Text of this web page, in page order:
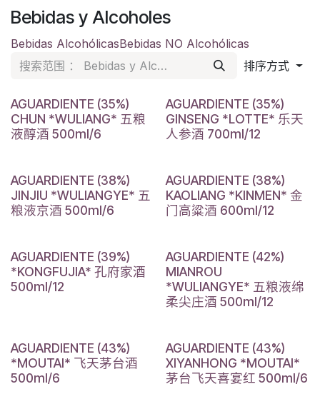
Bebidas y Alcoholes
Bebidas AlcohólicasBebidas NO Alcohólicas
排序方式
AGUARDIENTE (35%)
CHUN *WULIANG* 五粮
液醇酒 500ml/6
AGUARDIENTE (35%)
GINSENG *LOTTE* 乐天
人参酒 700ml/12
AGUARDIENTE (38%)
JINJIU *WULIANGYE* 五
粮液京酒 500ml/6
AGUARDIENTE (38%)
KAOLIANG *KINMEN* 金
门高粱酒 600ml/12
AGUARDIENTE (39%)
*KONGFUJIA* 孔府家酒
500ml/12
AGUARDIENTE (42%)
MIANROU
*WULIANGYE* 五粮液绵
柔尖庄酒 500ml/12
AGUARDIENTE (43%)
*MOUTAI* 飞天茅台酒
500ml/6
AGUARDIENTE (43%)
XIYANHONG *MOUTAI*
茅台飞天喜宴红 500ml/6